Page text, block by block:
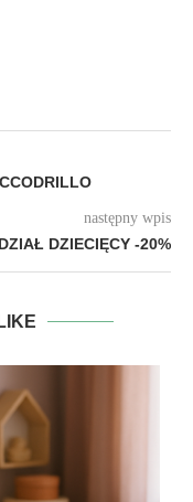
następny wpis
DZIECIĘCY -20%